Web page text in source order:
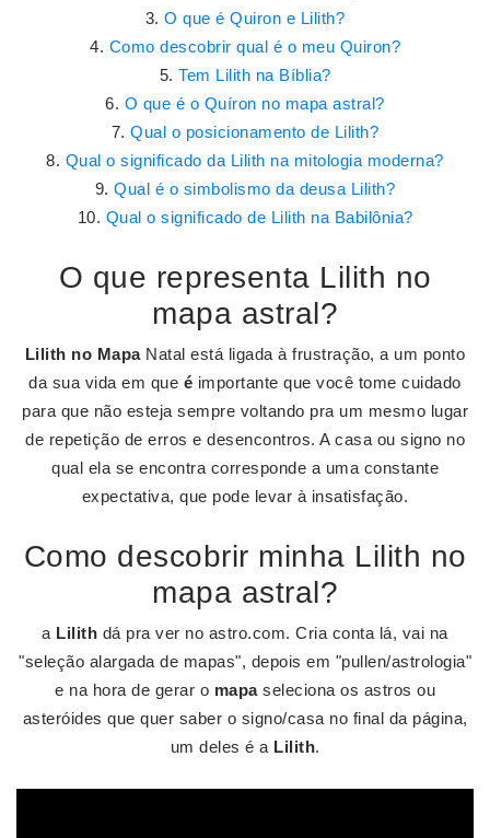
O que é Quiron e Lilith?
Como descobrir qual é o meu Quiron?
Tem Lilith na Bíblia?
O que é o Quíron no mapa astral?
Qual o posicionamento de Lilith?
Qual o significado da Lilith na mitologia moderna?
Qual é o simbolismo da deusa Lilith?
Qual o significado de Lilith na Babilônia?
O que representa Lilith no
mapa astral?
Lilith no MapaNatal está ligada à frustração, a um ponto
da sua vida em que é importante que você tome cuidado
para que não esteja sempre voltando pra um mesmo lugar
de repetição de erros e desencontros. A casa ou signo no
qual ela se encontra corresponde a uma constante
expectativa, que pode levar à insatisfação.
Como descobrir minha Lilith no
mapa astral?
a Lilith dá pra ver no astro.com. Cria conta lá, vai na
"seleção alargada de mapas", depois em "pullen/astrologia"
e na hora de gerar o mapaseleciona os astros ou
asteróides que quer saber o signo/casa no final da página,
um deles é a Lilith.